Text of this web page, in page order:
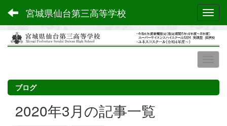
宮城県仙台第三高等学校
ブログ
2020年3月の記事一覧